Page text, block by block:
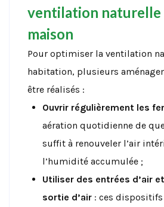
ventilation naturelle
maison
Pour optimiser la ventilation
habitation, plusieurs
être réalisés :
Ouvrir régulièrement les
aération quotidienne de
suffit à renouveler l’air
l’humidité accumulée ;
Utiliser des entrées d’air
sortie d’air : ces